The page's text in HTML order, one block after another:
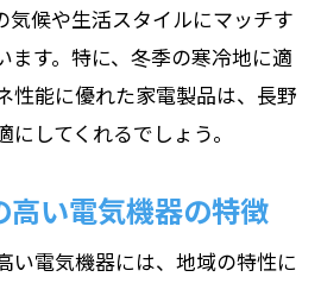
気候や生活スタイルにマッチす
ます。特に、冬季の寒冷地に適
性能に優れた家電製品は、長野
してくれるでしょう。
高い電気機器の特徴
い電気機器には、地域の特性に